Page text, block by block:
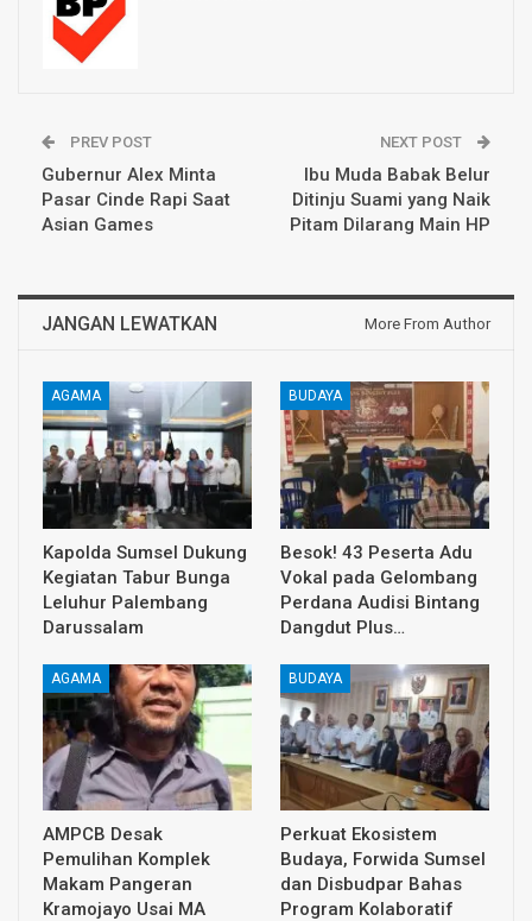
PREV POST
Gubernur Alex Minta
Pasar Cinde Rapi Saat
Asian Games
NEXT POST
Ibu Muda Babak Belur
Ditinju Suami yang Naik
Pitam Dilarang Main HP
JANGAN LEWATKAN More From Author
AGAMA
Kapolda Sumsel Dukung
Kegiatan Tabur Bunga
Leluhur Palembang
Darussalam
BUDAYA
Besok! 43 Peserta Adu
Vokal pada Gelombang
Perdana Audisi Bintang
Dangdut Plus…
AGAMA
AMPCB Desak
Pemulihan Komplek
Makam Pangeran
Kramojayo Usai MA
BUDAYA
Perkuat Ekosistem
Budaya, Forwida Sumsel
dan Disbudpar Bahas
Program Kolaboratif